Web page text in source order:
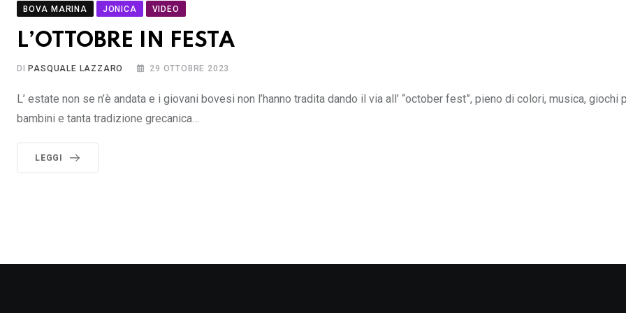
BOVA MARINA JONICA VIDEO
L’OTTOBRE IN FESTA
DI PASQUALE LAZZARO 29 OTTOBRE 2023
L’ estate non se n’è andata e i giovani bovesi non l’hanno tradita dando il via all’ “october fest”, pieno di colori, musica, giochi
bambini e tanta tradizione grecanica…
LEGGI